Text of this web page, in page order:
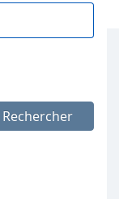
Rechercher